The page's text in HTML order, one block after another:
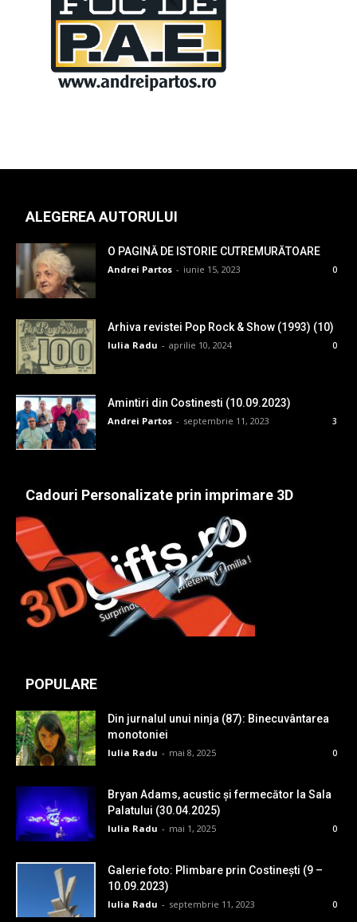
ALEGEREA AUTORULUI
O PAGINĂ DE ISTORIE CUTREMURĂTOARE
Andrei Partos - iunie 15, 2023 0
Arhiva revistei Pop Rock & Show (1993) (10)
Iulia Radu - aprilie 10, 2024 0
Amintiri din Costinesti (10.09.2023)
Andrei Partos - septembrie 11, 2023 3
Cadouri Personalizate prin imprimare 3D
POPULARE
Din jurnalul unui ninja (87): Binecuvântarea
monotoniei
Iulia Radu - mai 8, 2025 0
Bryan Adams, acustic și fermecător la Sala
Palatului (30.04.2025)
Iulia Radu - mai 1, 2025 0
Galerie foto: Plimbare prin Costinești (9 –
10.09.2023)
Iulia Radu - septembrie 11, 2023 0